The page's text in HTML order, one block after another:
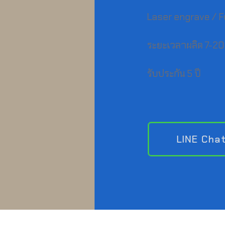
Laser engrave /
ระยะเวลาผลิต 7-
รับประกัน 5 ปี
LINE Chat